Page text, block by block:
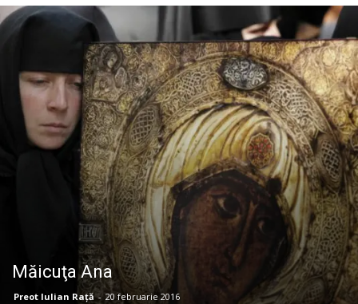
Măicuţa Ana
Preot Iulian Raţă - 20 februarie 2016